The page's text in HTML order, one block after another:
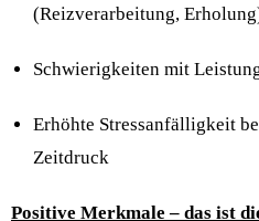
(Reizverarbeitung,
Schwierigkeiten mit
Erhöhte Stressanfälligkeit
Zeitdruck
Positive Merkmale – das ist